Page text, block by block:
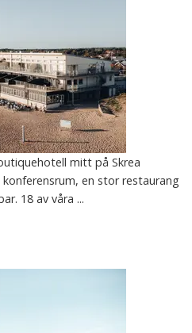
mitt på Skrea
en stor restaurang
18 av våra ...